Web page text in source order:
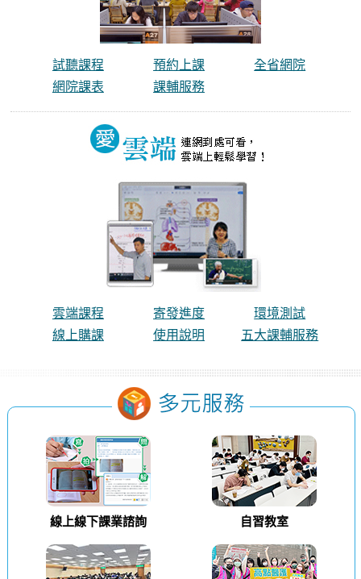
試聽課程 預約上課
全省網院
網院課表
課輔服務
雲端課程 寄發進度
環境測試
線上購課
使用說明 五大課輔服務
線上線下課業諮詢 自習教室